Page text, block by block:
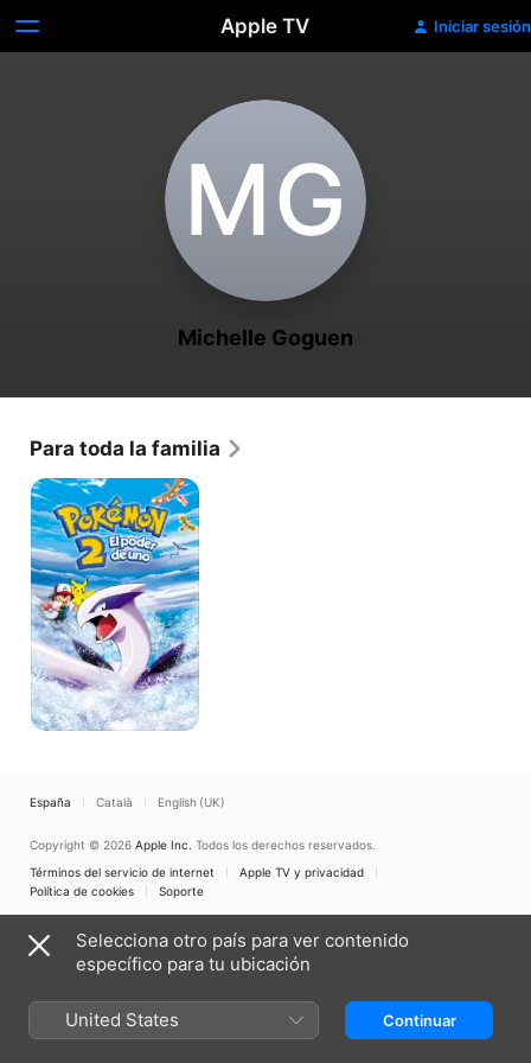
Apple TV Iniciar sesión
M‌G
Michelle Goguen
Para toda la familia
Pokémon
2:
El
poder
de
uno
España Català English (UK)
Copyright © 2026 Apple Inc. Todos los derechos reservados.
Términos del servicio de internet
Apple TV y privacidad
Política de cookies
Soporte
Selecciona otro país para ver contenido
específico para tu ubicación
United States Continuar